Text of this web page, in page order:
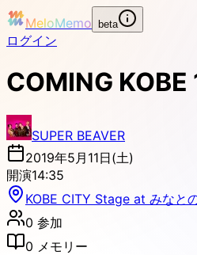
MeloMemo beta
ログイン
COMING KOBE
SUPER BEAVER
2019年5月11日(土)
開演14:35
KOBE CITY Stage at みなと
0 参加
0 メモリー